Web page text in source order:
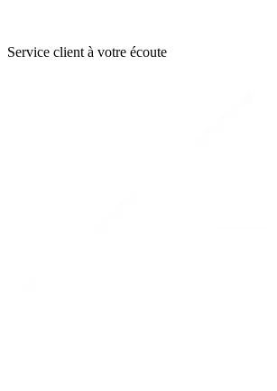
Service client à votre écoute